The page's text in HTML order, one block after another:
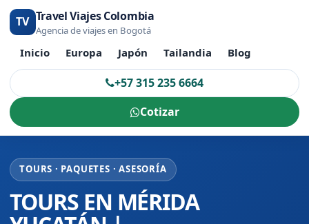
TV Travel Viajes Colombia
Agencia de viajes en Bogotá
Inicio Europa Japón Tailandia Blog
+57 315 235 6664
Cotizar
TOURS · PAQUETES · ASESORÍA
TOURS EN MÉRIDA